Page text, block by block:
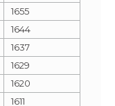
1655
1644
1637
1629
1620
1611